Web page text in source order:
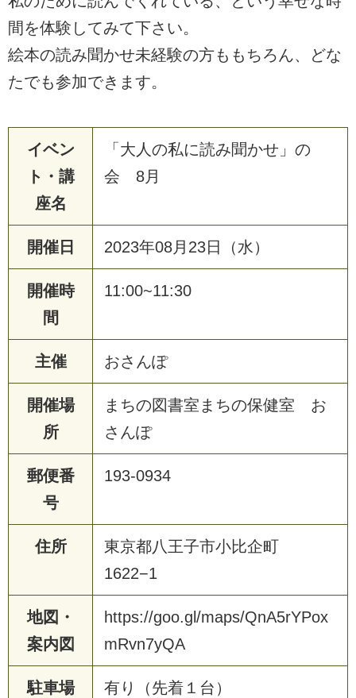
間を体験してみて下さい。
絵本の読み聞かせ未経験の方ももちろん、どな
たでも参加できます。
イベン
ト・講
座名
「大人の私に読み聞かせ」の
会 8月
開催日 2023年08月23日（水）
開催時
間
11:00~11:30
主催 おさんぽ
開催場
所
まちの図書室まちの保健室 お
さんぽ
郵便番
号
193-0934
住所
東京都八王子市小比企町
1622−1
地図・
案内図
https://goo.gl/maps/QnA5rYPox
mRvn7yQA
駐車場
有り（先着１台）